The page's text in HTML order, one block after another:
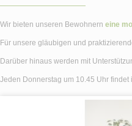
Wir bieten unseren Bewohnern eine
Für unsere gläubigen und
Darüber hinaus werden mit
Jeden Donnerstag um 10.45 Uhr findet